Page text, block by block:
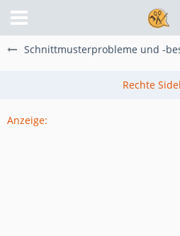
Schnittmusterprobleme und -
Anzeige: